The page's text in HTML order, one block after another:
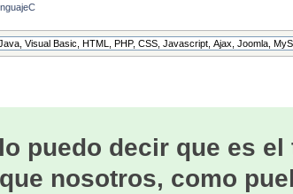
es palindromo ");
puedo decir que es el
nosotros, como